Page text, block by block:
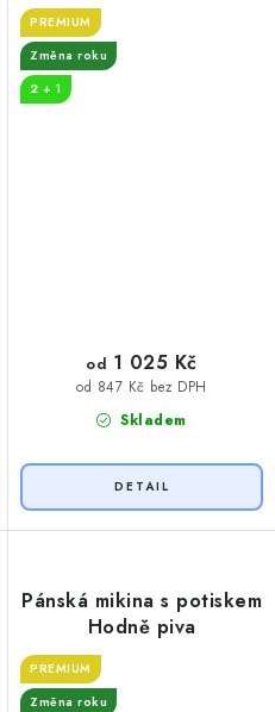
PREMIUM
Změna roku
2 + 1
Skladem
od 847 Kč bez DPH
od 1 025 Kč
Pánská mikina s potiskem
Hodně piva
PREMIUM
Změna roku